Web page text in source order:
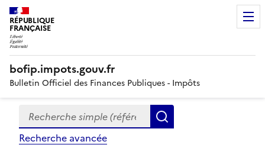
RÉPUBLIQUE
FRANÇAISE
bofip.impots.gouv.fr
Bulletin Officiel des Finances Publiques - Impôts
Formulaire
de
recherche
Recherche simple (références, mots clés, partie du
Recherche avancée